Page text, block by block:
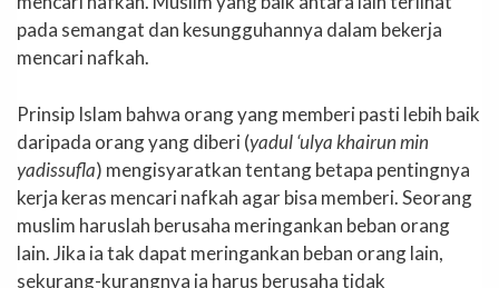
pada semangat dan kesungguhannya dalam bekerja
mencari nafkah.
Prinsip Islam bahwa orang yang memberi pasti lebih baik
daripada orang yang diberi (yadul ‘ulya khairun min
yadissufla) mengisyaratkan tentang betapa pentingnya
kerja keras mencari nafkah agar bisa memberi. Seorang
muslim haruslah berusaha meringankan beban orang
lain. Jika ia tak dapat meringankan beban orang lain,
sekurang-kurangnya ia harus berusaha tidak